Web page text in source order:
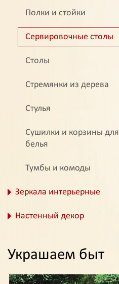
Полки и стойки
Сервировочные столы
Столы
Стремянки из дерева
Стулья
Сушилки и корзины для
белья
Тумбы и комоды
Зеркала интерьерные
Настенный декор
Украшаем быт